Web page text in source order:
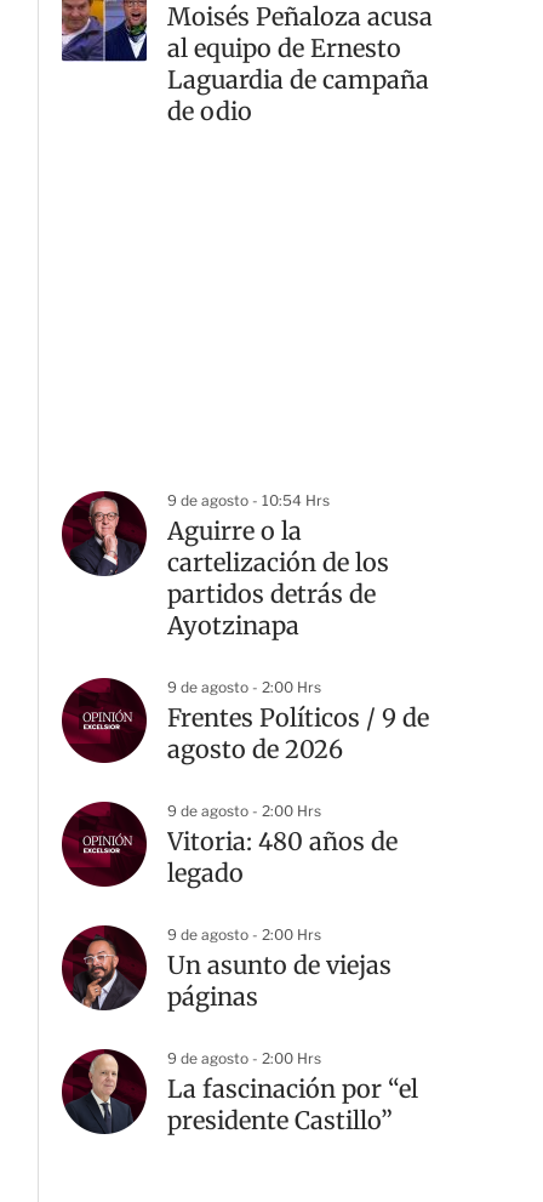
Moisés Peñaloza acusa
al equipo de Ernesto
Laguardia de campaña
de odio
9 de agosto - 10:54 Hrs
Aguirre o la
cartelización de los
partidos detrás de
Ayotzinapa
9 de agosto - 2:00 Hrs
Frentes Políticos / 9 de
agosto de 2026
9 de agosto - 2:00 Hrs
Vitoria: 480 años de
legado
9 de agosto - 2:00 Hrs
Un asunto de viejas
páginas
9 de agosto - 2:00 Hrs
La fascinación por “el
presidente Castillo”